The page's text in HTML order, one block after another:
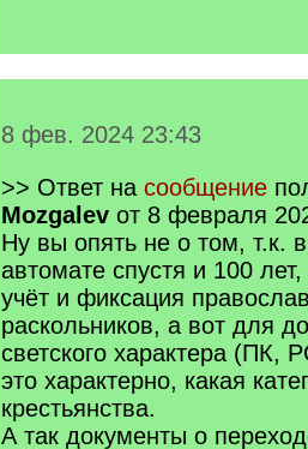
8 фев. 2024 23:43
>> Ответ на сообщение
Mozgalev от 8 февраля
Ну вы опять не о том, т.к.
автомате спустя и 100
учёт и фиксация
раскольников, а вот для
светского характера (ПК,
это характерно, какая
крестьянства.
А так документы о